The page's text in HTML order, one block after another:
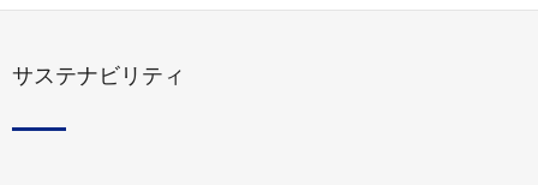
サステナビリティ